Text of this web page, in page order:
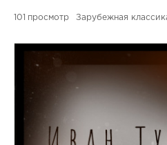
101 Зарубежная